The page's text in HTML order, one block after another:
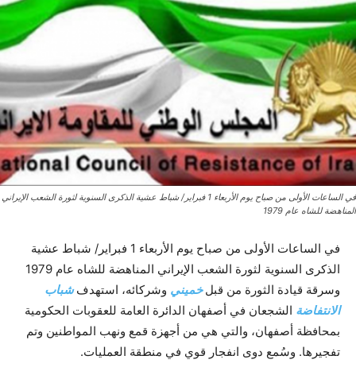
في الساعات الأولى من صباح يوم الأربعاء 1 فبراير/ شباط عشية الذكرى السنوية لثورة الشعب الإيراني
المناهضة للشاه عام 1979
في الساعات الأولى من صباح يوم الأربعاء 1 فبراير/ شباط عشية
الذكرى السنوية لثورة الشعب الإيراني المناهضة للشاه عام 1979
وسرقة قيادة الثورة من قبلخميني وشركائه، استهدفشباب
الانتفاضة الشجعان في أصفهان الدائرة العامة للعقوبات الحكومية
بمحافظة أصفهان، والتي هي من أجهزة قمع ونهب المواطنين وتم
تفجيرها. وسُمع دوى انفجار قوي في منطقة العمليات.